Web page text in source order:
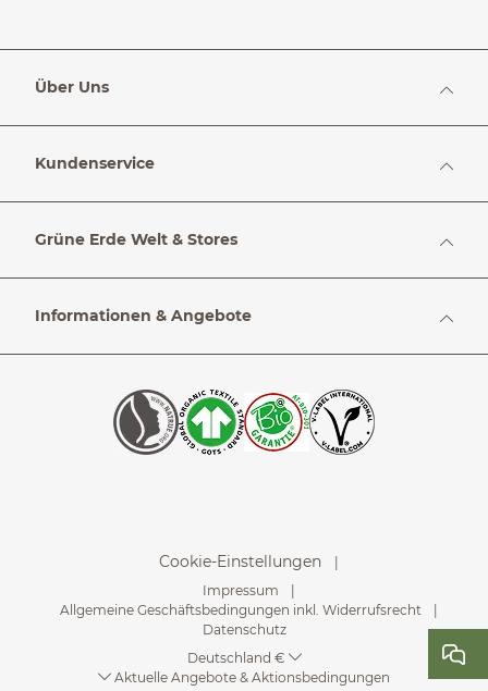
Über Uns
Kundenservice
Grüne Erde Welt & Stores
Informationen & Angebote
Aktuelle Angebote & Aktionsbedingungen
Cookie-Einstellungen
Impressum
Allgemeine Geschäftsbedingungen inkl. Widerrufsrecht
Datenschutz
Deutschland €